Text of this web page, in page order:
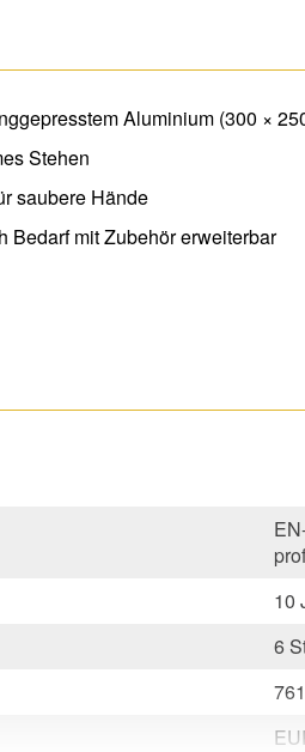
Aluminium (300 ×
Stehen
saubere Hände
Bedarf mit Zubehör erweiterbar
10
6